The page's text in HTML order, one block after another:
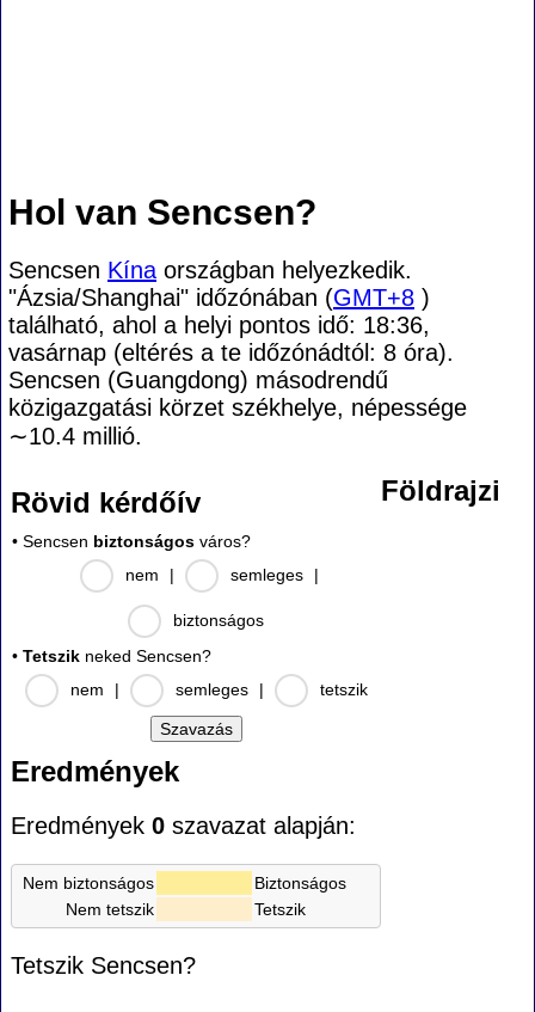
Hol van Sencsen?
Sencsen Kína országban helyezkedik.
"Ázsia/Shanghai" időzónában (GMT+8 )
található, ahol a helyi pontos idő: 18:36,
vasárnap (eltérés a te időzónádtól: 8 óra).
Sencsen (Guangdong) másodrendű
közigazgatási körzet székhelye, népessége
∼10.4 millió.
Rövid kérdőív
• Sencsen biztonságos város?
nem
| semleges |
biztonságos
• Tetszik neked Sencsen?
nem
| semleges | tetszik
Eredmények
Eredmények 0 szavazat alapján:
Nem biztonságos
Biztonságos
Nem tetszik
Tetszik
Tetszik Sencsen?
Földrajzi